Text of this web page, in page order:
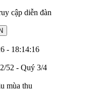
cập diễn đàn
- 18:14:16
52 - Quý 3/4
mùa thu